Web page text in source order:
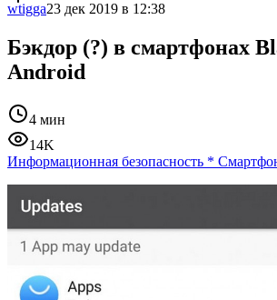
wtigga23 дек 2019 в 12:38
Бэкдор (?) в смартфонах
Android
4 мин
14K
Информационная безопасность *